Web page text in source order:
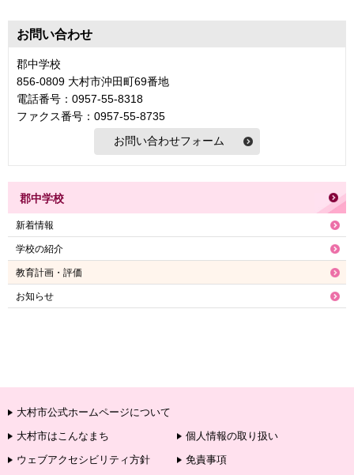
お問い合わせ
郡中学校
856-0809 大村市沖田町69番地
電話番号：0957-55-8318
ファクス番号：0957-55-8735
郡中学校
新着情報
学校の紹介
教育計画・評価
お知らせ
大村市公式ホームページについて
大村市はこんなまち
個人情報の取り扱い
ウェブアクセシビリティ方針
免責事項